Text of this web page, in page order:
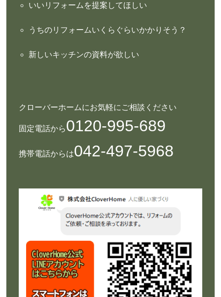
いいリフォームを提案してほしい
うちのリフォームいくらぐらいかかりそう？
新しいキッチンの資料が欲しい
クローバーホームにお気軽にご相談ください
固定電話から0120-995-689
携帯電話からは042-497-5968